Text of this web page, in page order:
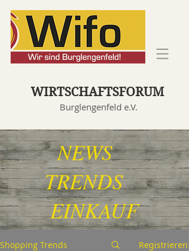
WIRTSCHAFTSFORUM
Burglengenfeld e.V.
NEWS
TRENDS
EINKAUF
Shopping Trends Registrieren